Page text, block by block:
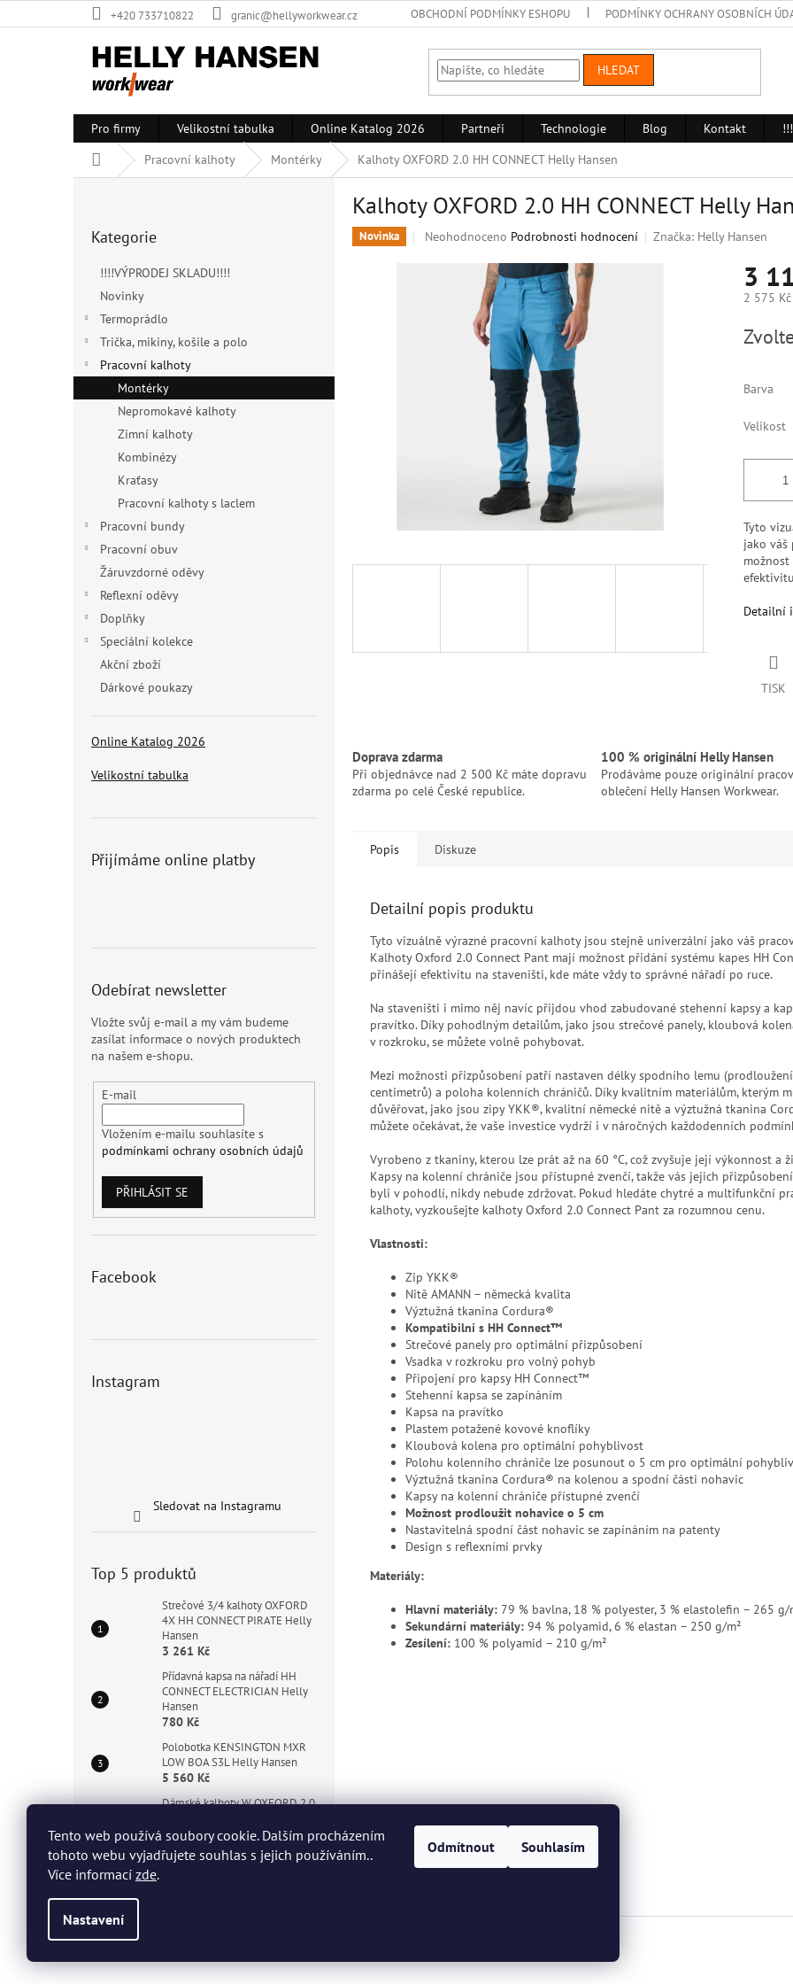
Tento web používá soubory cookie. Dalším procházením
tohoto webu vyjadřujete souhlas s jejich používáním..
Více informací zde.
Nastavení
Odmítnout Souhlasím
na
+420 733710822 granic@hellyworkwear.cz OBCHODNÍ PODMÍNKY ESHOPU PODMÍNKY OCHRANY OSOBNÍCH
HLEDAT
Pro firmy Velikostní tabulka Online Katalog 2026 Partneři Technologie Blog Kontakt
Domů
Pracovní kalhoty Montérky Kalhoty OXFORD 2.0 HH CONNECT Helly Hansen
a
n
kategorie
Kategorie
!!!!VÝPRODEJ SKLADU!!!!
Novinky
Termoprádlo
Trička, mikiny, košile a polo
Pracovní kalhoty
Montérky
Nepromokavé kalhoty
Zimní kalhoty
Kombinézy
Kraťasy
Pracovní kalhoty s laclem
Pracovní bundy
Pracovní obuv
Žáruvzdorné oděvy
Reflexní oděvy
Doplňky
Speciální kolekce
Akční zboží
Dárkové poukazy
Online Katalog 2026
Velikostní tabulka
Přijímáme online platby
Odebírat newsletter
Vložte svůj e-mail a my vám budeme
zasílat informace o nových produktech
na našem e-shopu.
E-mail
Vložením e-mailu souhlasíte s
podmínkami ochrany osobních údajů
PŘIHLÁSIT SE
Facebook
Instagram
Sledovat na Instagramu
Top 5 produktů
Strečové 3/4 kalhoty OXFORD
4X HH CONNECT PIRATE Helly
Hansen
3 261 Kč
Přídavná kapsa na nářadí HH
CONNECT ELECTRICIAN Helly
Hansen
780 Kč
Polobotka KENSINGTON MXR
LOW BOA S3L Helly Hansen
5 560 Kč
Dámské kalhoty W OXFORD 2.0
3 116 Kč
Strečové kalhoty BARCODE HH
Kalhoty OXFORD 2.0 HH CONNECT Helly
Novinka
Průměrné
Neohodnoceno Podrobnosti hodnocení Značka: Helly Hansen
3
2 575
cena:
Barva
Velikost
Tyto
jako váš
Detailní
TISK
Doprava zdarma
Při objednávce nad 2 500 Kč máte dopravu
zdarma po celé České republice.
100 % originální Helly Hansen
Prodáváme pouze originální
oblečení Helly Hansen Workwear.
Popis Diskuze
Detailní popis produktu
Tyto vizuálně výrazné pracovní kalhoty jsou stejně univerzální jako váš
Kalhoty Oxford 2.0 Connect Pant mají možnost přidání systému kapes HH
přinášejí efektivitu na staveništi, kde máte vždy to správné nářadí po ruce.
Na staveništi i mimo něj navíc přijdou vhod zabudované stehenní kapsy a
pravítko. Díky pohodlným detailům, jako jsou strečové panely, kloubová
v rozkroku, se můžete volně pohybovat.
Mezi možnosti přizpůsobení patří nastaven délky spodního lemu
centimetrů) a poloha kolenních chráničů. Díky kvalitním materiálům, kterým
důvěřovat, jako jsou zipy YKK®, kvalitní německé nitě a výztužná tkanina
můžete očekávat, že vaše investice vydrží i v náročných každodenních
Vyrobeno z tkaniny, kterou lze prát až na 60 °C, což zvyšuje její výkonnost a
Kapsy na kolenní chrániče jsou přístupné zvenčí, takže vás jejich
byli v pohodlí, nikdy nebude zdržovat. Pokud hledáte chytré a multifunkční
kalhoty, vyzkoušejte kalhoty Oxford 2.0 Connect Pant za rozumnou cenu.
Vlastnosti:
Zip YKK®
Nitě AMANN – německá kvalita
Výztužná tkanina Cordura®
Kompatibilní s HH Connect™
Strečové panely pro optimální přizpůsobení
Vsadka v rozkroku pro volný pohyb
Připojení pro kapsy HH Connect™
Stehenní kapsa se zapínáním
Kapsa na pravítko
Plastem potažené kovové knoflíky
Kloubová kolena pro optimální pohyblivost
Polohu kolenního chrániče lze posunout o 5 cm pro optimální
Výztužná tkanina Cordura® na kolenou a spodní části nohavic
Kapsy na kolenní chrániče přístupné zvenčí
Možnost prodloužit nohavice o 5 cm
Nastavitelná spodní část nohavic se zapínáním na patenty
Design s reflexními prvky
Materiály:
Hlavní materiály: 79 % bavlna, 18 % polyester, 3 % elastolefin – 265 g/
Sekundární materiály: 94 % polyamid, 6 % elastan – 250 g/m²
Zesílení: 100 % polyamid – 210 g/m²